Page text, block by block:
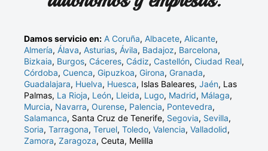
Damos servicio en: A Coruña, Albacete, Alicante,
Almería, Álava, Asturias, Ávila, Badajoz, Barcelona,
Bizkaia, Burgos, Cáceres, Cádiz, Castellón, Ciudad Real,
Córdoba, Cuenca, Gipuzkoa, Girona, Granada,
Guadalajara, Huelva, Huesca, Islas Baleares, Jaén, Las
Palmas, La Rioja, León, Lleida, Lugo, Madrid, Málaga,
Murcia, Navarra, Ourense, Palencia, Pontevedra,
Salamanca, Santa Cruz de Tenerife, Segovia, Sevilla,
Soria, Tarragona, Teruel, Toledo, Valencia, Valladolid,
Zamora, Zaragoza, Ceuta, Melilla